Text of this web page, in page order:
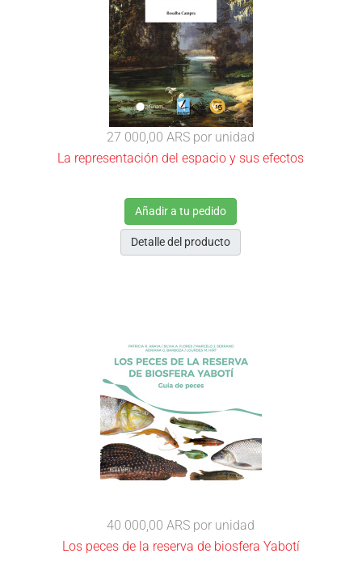
27 000,00 ARS por unidad
La representación del espacio y sus efectos
Añadir a tu pedido
Detalle del producto
40 000,00 ARS por unidad
Los peces de la reserva de biosfera Yabotí